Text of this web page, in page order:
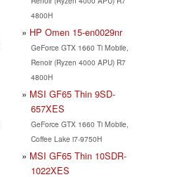
4800H
HP Omen 15-en0029nr
GeForce GTX 1660 Ti Mobile,
Renoir (Ryzen 4000 APU) R7
4800H
MSI GF65 Thin 9SD-
657XES
GeForce GTX 1660 Ti Mobile,
Coffee Lake i7-9750H
MSI GF65 Thin 10SDR-
1022XES